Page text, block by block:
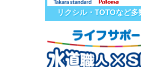
リクシル・TOTOなど多